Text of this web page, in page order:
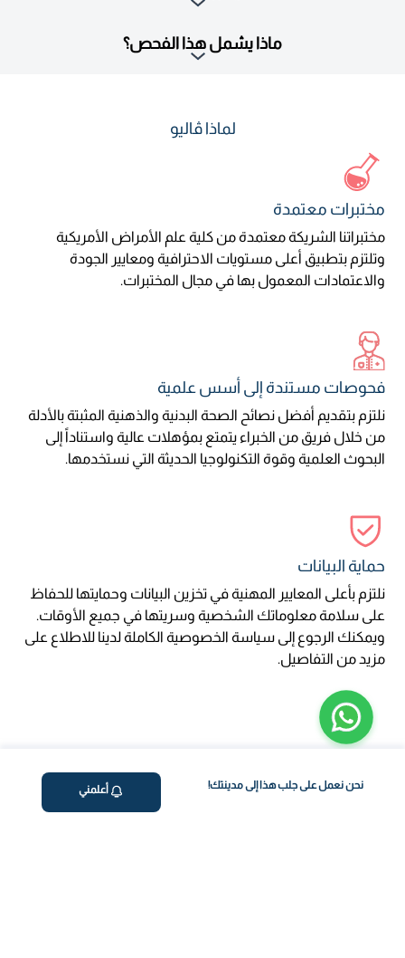
نحن نعمل على جلب هذا إلى مدينتك! أعلمني
ماذا يشمل هذا الفحص؟
لماذا ڤاليو
مختبرات معتمدة
مختبراتنا الشريكة معتمدة من كلية علم الأمراض الأمريكية
وتلتزم بتطبيق أعلى مستويات الاحترافية ومعايير الجودة
والاعتمادات المعمول بها في مجال المختبرات.
فحوصات مستندة إلى أسس علمية
نلتزم بتقديم أفضل نصائح الصحة البدنية والذهنية المثبتة بالأدلة
من خلال فريق من الخبراء يتمتع بمؤهلات عالية واستناداً إلى
البحوث العلمية وقوة التكنولوجيا الحديثة التي نستخدمها.
حماية البيانات
نلتزم بأعلى المعايير المهنية في تخزين البيانات وحمايتها للحفاظ
على سلامة معلوماتك الشخصية وسريتها في جميع الأوقات.
ويمكنك الرجوع إلى سياسة الخصوصية الكاملة لدينا للاطلاع على
مزيد من التفاصيل.